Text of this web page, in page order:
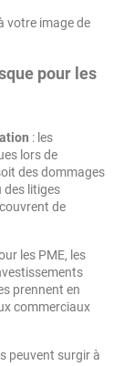
votre image de
pour les
: les
lors de
des dommages
des litiges
de
les PME, les
prennent en
commerciaux
peuvent surgir à